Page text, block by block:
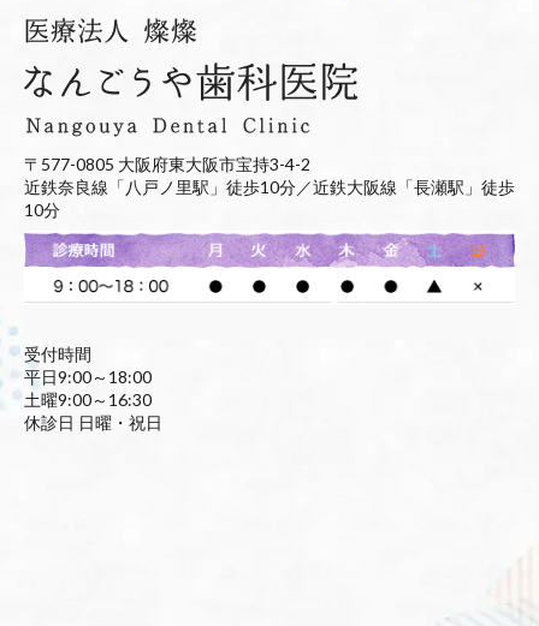
〒577-0805 大阪府東大阪市宝持3-4-2
近鉄奈良線「八戸ノ里駅」徒歩10分／近鉄大阪線「長瀬駅」徒歩
10分
受付時間
平日9:00～18:00
土曜9:00～16:30
休診日 日曜・祝日